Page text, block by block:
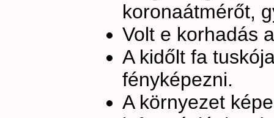
koronaátmérőt,
Volt e korhadás
A kidőlt fa
fényképezni.
A környezet